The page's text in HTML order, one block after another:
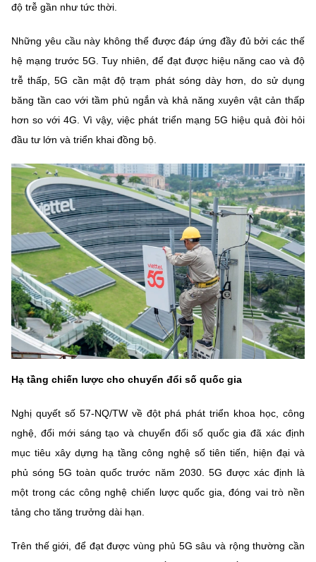
độ trễ gần như tức thời.
Những yêu cầu này không thể được đáp ứng đầy đủ bởi các thế
hệ mạng trước 5G. Tuy nhiên, để đạt được hiệu năng cao và độ
trễ thấp, 5G cần mật độ trạm phát sóng dày hơn, do sử dụng
băng tần cao với tầm phủ ngắn và khả năng xuyên vật cản thấp
hơn so với 4G. Vì vậy, việc phát triển mạng 5G hiệu quả đòi hỏi
đầu tư lớn và triển khai đồng bộ.
Hạ tầng chiến lược cho chuyển đổi số quốc gia
Nghị quyết số 57-NQ/TW về đột phá phát triển khoa học, công
nghệ, đổi mới sáng tạo và chuyển đổi số quốc gia đã xác định
mục tiêu xây dựng hạ tầng công nghệ số tiên tiến, hiện đại và
phủ sóng 5G toàn quốc trước năm 2030. 5G được xác định là
một trong các công nghệ chiến lược quốc gia, đóng vai trò nền
tảng cho tăng trưởng dài hạn.
Trên thế giới, để đạt được vùng phủ 5G sâu và rộng thường cần